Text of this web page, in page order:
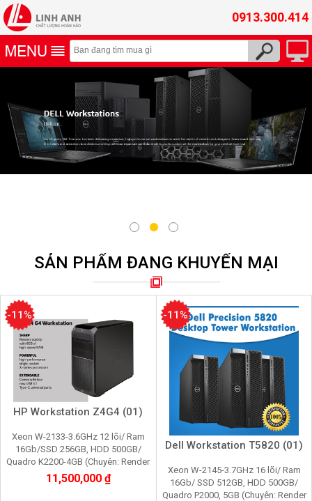
0913.300.414
SẢN PHẨM ĐANG KHUYẾN MẠI
HP Workstation Z4G4 (01)
Xeon W-2133-3.6GHz 12 lõi/ Ram
16Gb/SSD 256GB, HDD 500GB/
Quadro K2200-4GB (Chuyên: Render
3d,Edit video máy ảo,cầy giả lập
game, youtube, tiktok)
11,500,000 ₫
-11%
Dell Workstation T5820 (01)
Xeon W-2145-3.7GHz 16 lõi/ Ram
16Gb/ SSD 512GB, HDD 500GB/
Quadro P2000, 5GB (Chuyên: Render
-11%